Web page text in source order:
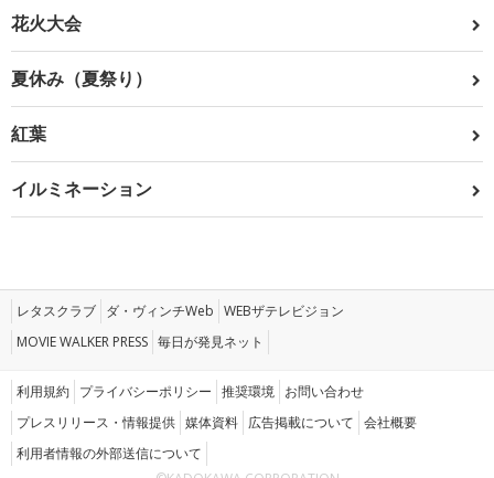
花火大会
夏休み（夏祭り）
紅葉
イルミネーション
レタスクラブ ダ・ヴィンチWeb WEBザテレビジョン
MOVIE WALKER PRESS 毎日が発見ネット
利用規約 プライバシーポリシー 推奨環境 お問い合わせ
プレスリリース・情報提供 媒体資料 広告掲載について 会社概要
利用者情報の外部送信について